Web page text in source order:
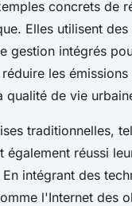
concrets de
Elles utilisent
gestion intégrés
les
qualité de vie
traditionnelles,
également réussi
intégrant des
l'Internet des